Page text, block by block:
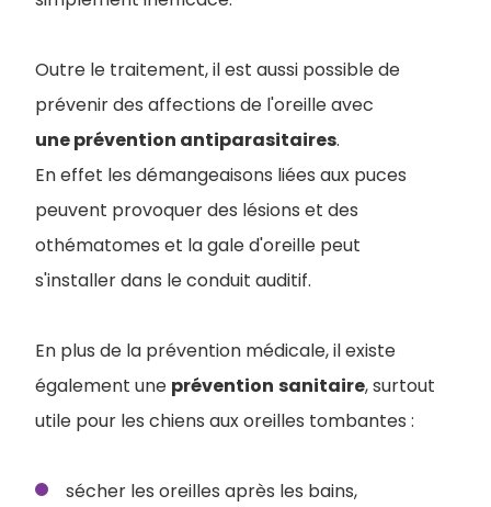
Outre le traitement, il est aussi possible de
prévenir des affections de l'oreille avec
une prévention antiparasitaires.
En effet les démangeaisons liées aux puces
peuvent provoquer des lésions et des
othématomes et la gale d'oreille peut
s'installer dans le conduit auditif.
En plus de la prévention médicale, il existe
également une prévention sanitaire, surtout
utile pour les chiens aux oreilles tombantes :
sécher les oreilles après les bains,